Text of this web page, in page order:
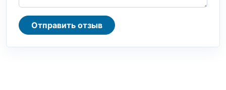
Отправить отзыв